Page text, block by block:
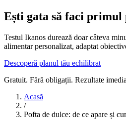
Ești gata să faci primul
Testul Ikanos durează doar câteva
alimentar personalizat, adaptat
Descoperă planul tău echilibrat
Gratuit. Fără obligații. Rezultate
Acasă
/
Pofta de dulce: de ce apare și